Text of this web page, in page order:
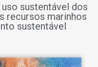
sustentável dos
recursos marinhos
sustentável